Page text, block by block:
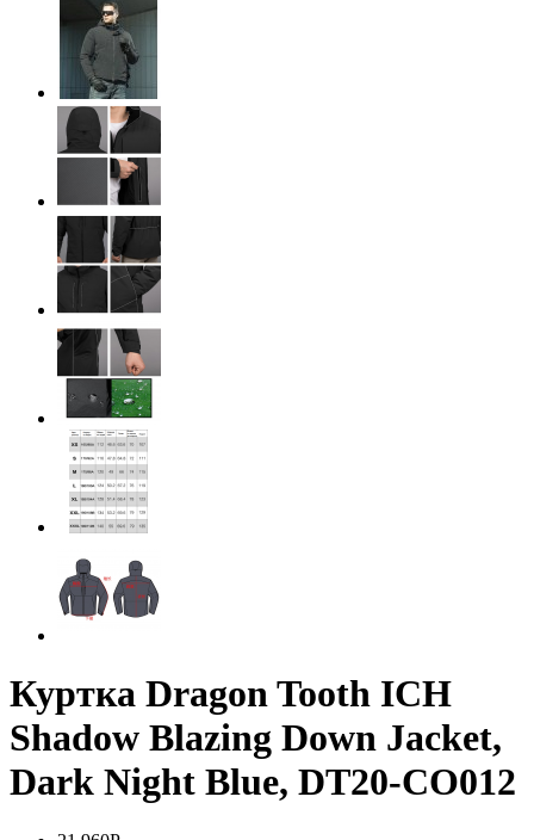
Куртка Dragon Tooth ICH
Shadow Blazing Down Jacket,
Dark Night Blue, DT20-CO012